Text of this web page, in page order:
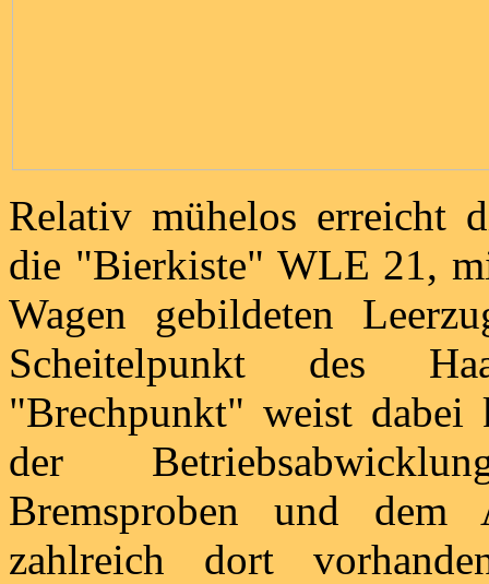
Relativ mühelos erreicht
die "Bierkiste" WLE 21,
Wagen gebildeten
Scheitelpunkt des
"Brechpunkt" weist
der
Bremsproben und dem
zahlreich dort